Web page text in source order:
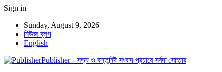
Sign in
Sunday, August 9, 2026
নিউজ ব্লগ
English
Publisher - সত্য ও বস্তুনিষ্ট সংবাদ প্রচারে সর্বদা সোচ্চার